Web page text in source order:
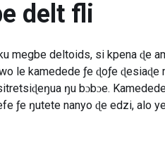
delt fli
megbe deltoids, si kpena ɖe
le kamedede ƒe ɖoƒe
ŋu bɔbɔe.
ƒe ŋutete nanyo ɖe edzi, alo